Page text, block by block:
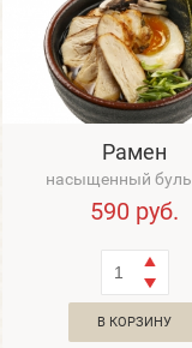
Рамен
насыщенный
пшеничной лапшой,
филе, водорослями
590 руб.
В КОРЗИНУ